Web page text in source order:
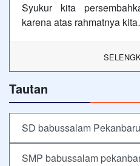
Syukur kita
karena atas rahmatnya
Tautan
SD babussalam Pekanbaru
SMP babussalam